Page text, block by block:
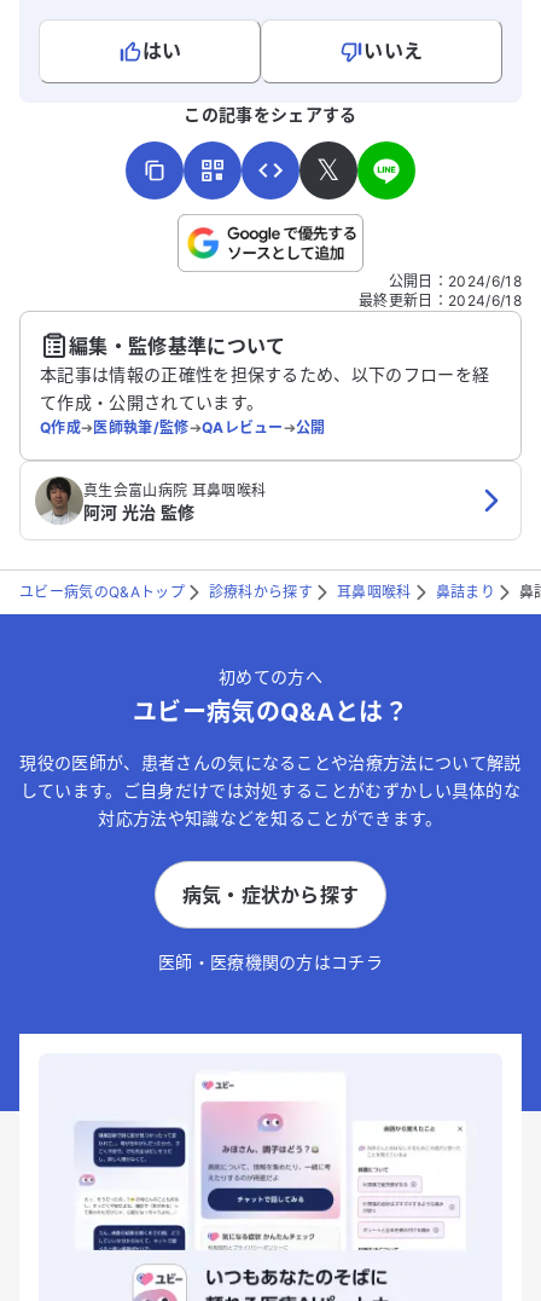
はい
いいえ
こちらは送信専用のフォームです。氏名やご自身の病気の詳細な
送信する
この記事をシェアする
𝕏
公開日 ： 2024/6/18
最終更新日 ： 2024/6/18
編集・監修基準について
本記事は情報の正確性を担保するため、以下のフローを経
て作成・公開されています。
Q作成➔医師執筆/監修➔QAレビュー➔公開
真生会富山病院 耳鼻咽喉科
阿河 光治 監修
ユビー病気のQ&Aトップ 診療科から探す 耳鼻咽喉科 鼻詰まり 鼻
初めての方へ
ユビー病気のQ&Aとは？
現役の医師が、患者さんの気になることや治療方法について解説
しています。ご自身だけでは対処することがむずかしい具体的な
対応方法や知識などを知ることができます。
病気・症状から探す
医師・医療機関の方はコチラ